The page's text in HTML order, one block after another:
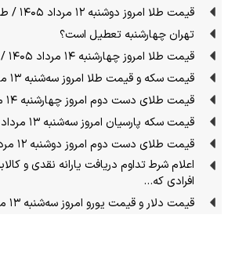
قیمت طلا امروز دوشنبه ۱۲ مرداد ۱۴۰۵ / طلای ۱۸ عیار چند شد؟
تهران چهارشنبه تعطیل است؟
قیمت طلا امروز چهارشنبه ۱۴ مرداد ۱۴۰۵ / طلای ۱۸ عیار امروز چند؟
قیمت سکه و قیمت طلا امروز سه‌شنبه ۱۳ مرداد ۱۴۰۵ + جدول
قیمت طلای دست دوم امروز چهارشنبه ۱۴ مرداد ۱۴۰۵
قیمت سکه پارسیان امروز سه‌شنبه ۱۳ مرداد ۱۴۰۵ + جدول
قیمت طلای دست دوم امروز دوشنبه ۱۲ مرداد ۱۴۰۵
اعلام شرط تداوم دریافت یارانه نقدی و
افرادی که…
قیمت دلار و قیمت یورو امروز سه‌شنبه ۱۳ مرداد ۱۴۰۵ + جدول